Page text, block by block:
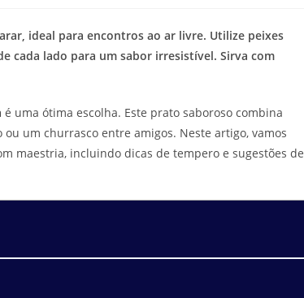
ideal para encontros ao ar livre. Utilize peixes
cada lado para um sabor irresistível. Sirva com
é uma ótima escolha. Este prato saboroso combina
um churrasco entre amigos. Neste artigo, vamos
maestria, incluindo dicas de tempero e sugestões de